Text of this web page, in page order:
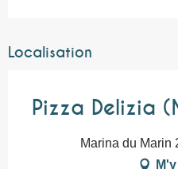
Localisation
Pizza Delizia
Marina du Marin